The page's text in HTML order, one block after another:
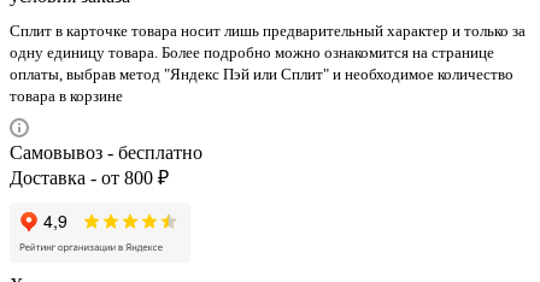
Сплит в карточке товара носит лишь предварительный характер и только за
одну единицу товара. Более подробно можно ознакомится на странице
оплаты, выбрав метод "Яндекс Пэй или Сплит" и необходимое количество
товара в корзине
Самовывоз - бесплатно
Доставка - от 800 ₽